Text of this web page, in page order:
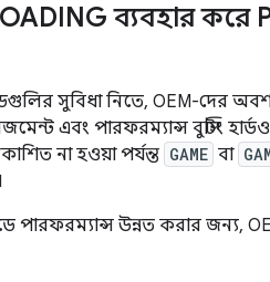
ব্যবহার করে
সুবিধা নিতে, OEM-দের
এবং পারফরম্যান্স বুস্টিং
না হওয়া পর্যন্ত GAME বা
পারফরম্যান্স উন্নত করার জন্য,